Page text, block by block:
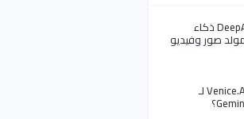
أفضل أداة DeepAI ذكاء
صور وفيديو
أفضل بديل Venice.AI لـ